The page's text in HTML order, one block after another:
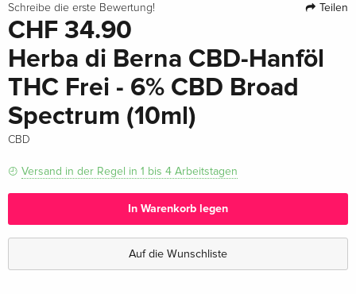
Schreibe die erste Bewertung! Teilen
CHF 34.90
Herba di Berna CBD-Hanföl
THC Frei - 6% CBD Broad
Spectrum (10ml)
CBD
Versand in der Regel in 1 bis 4 Arbeitstagen
In Warenkorb legen
Auf die Wunschliste